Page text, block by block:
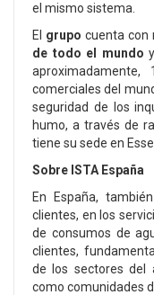
el mismo sistema.
El grupo cuenta con
de todo el mundo
comerciales del
seguridad de los
humo, a través de
tiene su sede en
Sobre ISTA España
En España,
clientes, en los
de consumos de
clientes,
de los sectores del
como comunidades